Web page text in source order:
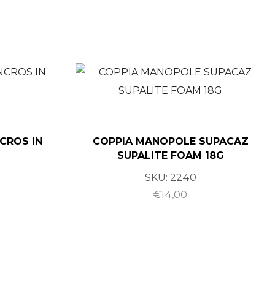
IN
COPPIA MANOPOLE SUPACAZ
SUPALITE FOAM 18G
SKU: 2240
€14,00